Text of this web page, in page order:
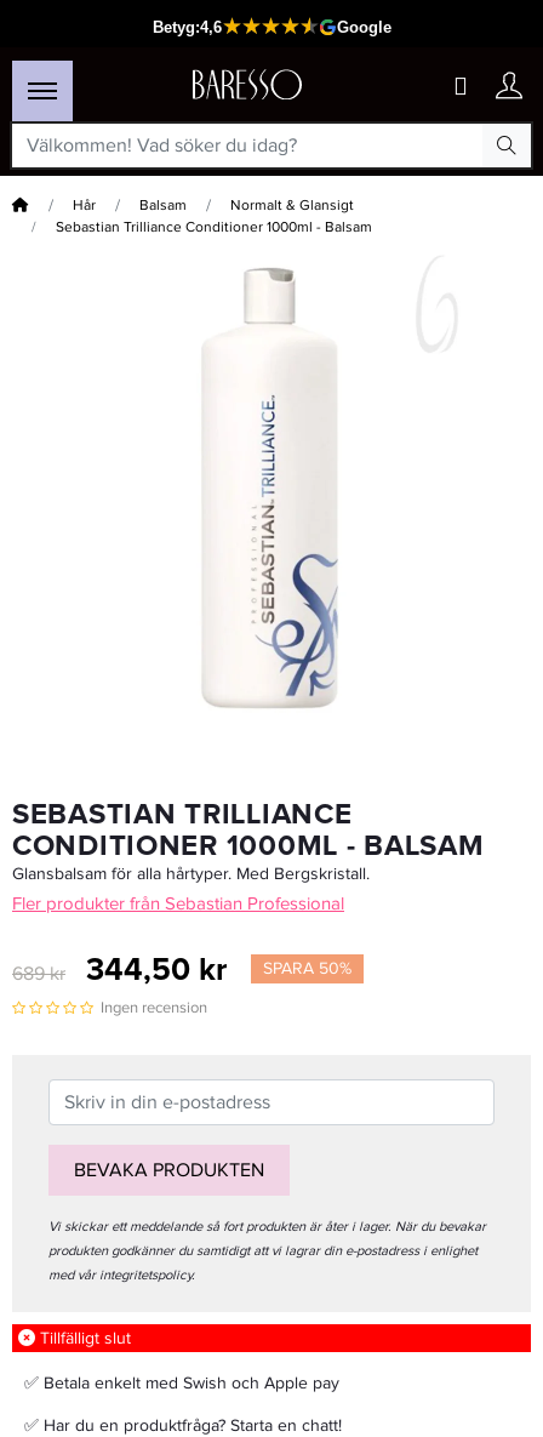
Hem Hår Balsam
Normalt & Glansigt
Sebastian Trilliance Conditioner 1000ml - Balsam
Passar din varukorg
Färgpensel Soft & Hard 50mm
19 kr 16,15 kr
LÄGG I VARUKORGEN
SEBASTIAN TRILLIANCE
CONDITIONER 1000ML - BALSAM
Glansbalsam för alla hårtyper. Med Bergskristall.
Fler produkter från Sebastian Professional
689 kr 344,50 kr SPARA 50%
Ingen recension
BEVAKA PRODUKTEN
Vi skickar ett meddelande så fort produkten är åter i lager. När du bevakar
produkten godkänner du samtidigt att vi lagrar din e-postadress i enlighet
med vår integritetspolicy.
Tillfälligt slut
✅ Betala enkelt med Swish och Apple pay
✅ Har du en produktfråga? Starta en chatt!